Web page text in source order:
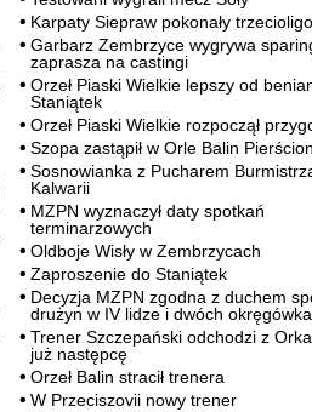
Karpaty Siepraw pokonały
Garbarz Zembrzyce wygrywa
zaprasza na castingi
Orzeł Piaski Wielkie lepszy od
Staniątek
Orzeł Piaski Wielkie rozpoczął
Szopa zastąpił w Orle Balin
Sosnowianka z Pucharem
Kalwarii
MZPN wyznaczył daty spotkań
terminarzowych
Oldboje Wisły w Zembrzycach
Zaproszenie do Staniątek
Decyzja MZPN zgodna z duchem
drużyn w IV lidze i dwóch
Trener Szczepański odchodzi z
już następcę
Orzeł Balin stracił trenera
W Przeciszovii nowy trener